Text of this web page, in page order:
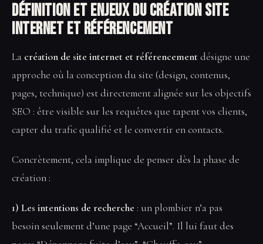
Définition et enjeux du Création site
internet et référencement
La création de site internet et référencement désigne une
approche où la conception du site (design, contenus,
pages, technique) est directement alignée sur les objectifs
SEO : être visible sur les requêtes que tapent vos clients,
capter du trafic qualifié et le convertir en contacts.
Concrètement, cela implique de penser dès la phase de
création :
1) Les intentions de recherche : un plombier n’a pas
besoin seulement d’une page “Accueil”. Il lui faut des